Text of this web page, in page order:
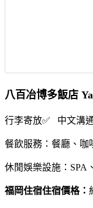
八百冶博多飯店
行李寄放✅ 中文溝
餐飲服務：餐廳、咖
休閒娛樂設施：SPA
福岡住宿住宿價格：